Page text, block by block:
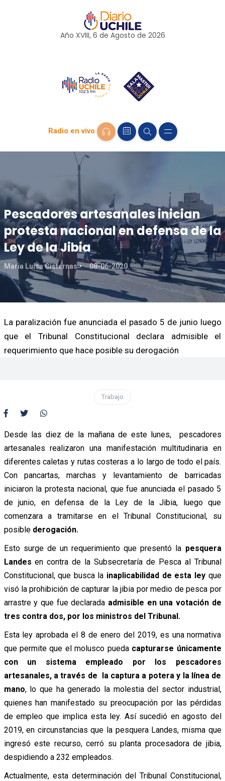
Año XVIII, 6 de Agosto de 2026
Radio en vivo
Pescadores artesanales inician
protesta nacional en defensa de la
Ley de la Jibia
Maria Luisa Cisternas 08-06-2020
La paralización fue anunciada el pasado 5 de junio luego
que el Tribunal Constitucional declara admisible el
requerimiento que hace posible su derogación
Trabajo
Desde las diez de la mañana de este lunes, pescadores
artesanales realizaron una manifestación multitudinaria en
diferentes caletas y rutas costeras a lo largo de todo el país.
Con pancartas, marchas y levantamiento de barricadas
iniciaron la protesta nacional, que fue anunciada el pasado 5
de junio, en defensa de la Ley de la Jibia, luego que
comenzara a tramitarse en el Tribunal Constitucional, su
posible derogación.
Esto surge de un requerimiento que presentó la pesquera
Landesen contra de la Subsecretaría de Pesca al Tribunal
Constitucional, que busca la inaplicabilidad de esta ley que
visó la prohibición de capturar la jibia por medio de pesca por
arrastre y que fue declarada admisible en una votación de
tres contra dos, por los ministros del Tribunal.
Esta ley aprobada el 8 de enero del 2019, es una normativa
que permite que el molusco pueda capturarse únicamente
con un sistema empleado por los pescadores
artesanales, a través de la captura a potera y la línea de
mano, lo que ha generado la molestia del sector industrial,
quienes han manifestado su preocupación por las pérdidas
de empleo que implica esta ley. Así sucedió en agosto del
2019, en circunstancias que la pesquera Landes, misma que
ingresó este recurso, cerró su planta procesadora de jibia,
despidiendo a 232 empleados.
Actualmente, esta determinación del Tribunal Constitucional,